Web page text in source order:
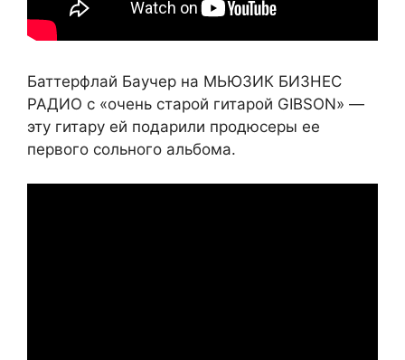
Баттерфлай Баучер на МЬЮЗИК БИЗНЕС
РАДИО с «очень старой гитарой GIBSON» —
эту гитару ей подарили продюсеры ее
первого сольного альбома.